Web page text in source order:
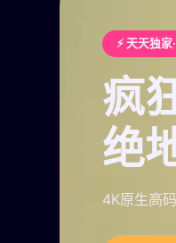
⚡ 天天独家
疯
绝
4K原生高